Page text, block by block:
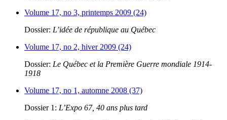
Volume 17, no 3, printemps 2009 (24)
Dossier: L’idée de république au Québec
Volume 17, no 2, hiver 2009 (24)
Dossier: Le Québec et la Première Guerre mondiale 1914-
1918
Volume 17, no 1, automne 2008 (37)
Dossier 1: L’Expo 67, 40 ans plus tard